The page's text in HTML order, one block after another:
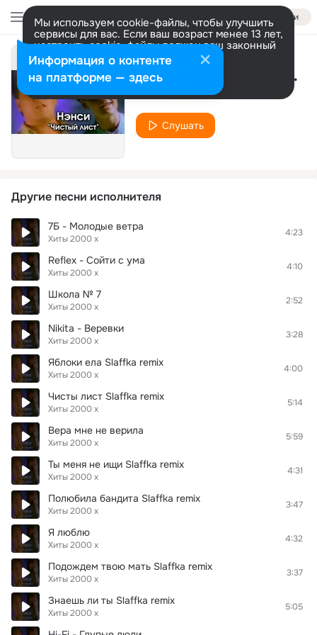
Войти
Мы используем cookie-файлы, чтобы улучшить
сервисы для вас. Если ваш возраст менее 13 лет,
настроить cookie-файлы должен ваш законный
представитель. Больше информации
Разрешить все Настроить Оранжевое солнце Slaffka remix
Хиты 2000 х
Слушать
Другие песни исполнителя
7Б - Молодые ветра
Хиты 2000 х
4:23
Reflex - Сойти с ума
Хиты 2000 х
4:10
Школа № 7
Хиты 2000 х
2:52
Nikita - Веревки
Хиты 2000 х
3:28
Яблоки ела Slaffka remix
Хиты 2000 х
4:00
Чисты лист Slaffka remix
Хиты 2000 х
5:14
Вера мне не верила
Хиты 2000 х
5:59
Ты меня не ищи Slaffka remix
Хиты 2000 х
4:31
Полюбила бандита Slaffka remix
Хиты 2000 х
3:47
Я люблю
Хиты 2000 х
4:32
Подождем твою мать Slaffka remix
Хиты 2000 х
3:37
Знаешь ли ты Slaffka remix
Хиты 2000 х
5:05
Информация о контенте
на платформе — здесь